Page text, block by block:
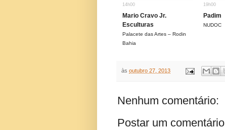
14h00
Mario Cravo Jr.
Esculturas
Palacete das Artes – Rodin
Bahia
19h00
Padim
NUDOC
às outubro 27, 2013
Nenhum comentário:
Postar um comentário